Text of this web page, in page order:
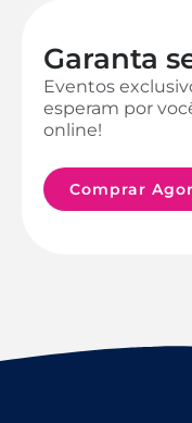
Garanta
Eventos
esperam por
online!
Comprar